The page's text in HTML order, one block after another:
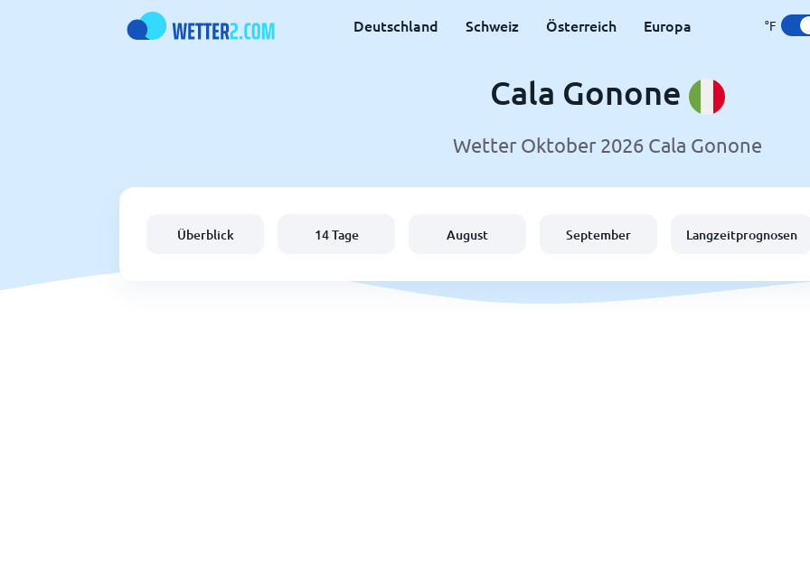
Deutschland Schweiz Österreich Europa °F
Cala Gonone
Wetter Oktober 2026 Cala Gonone
Überblick 14 Tage August September Langzeitprognosen